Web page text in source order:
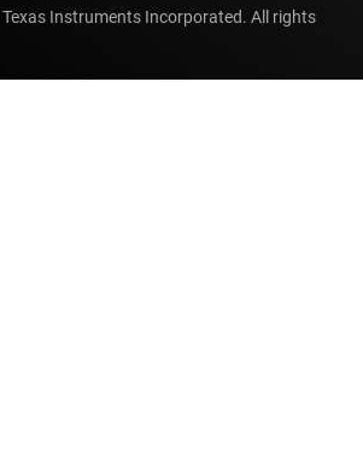
Texas Instruments Incorporated. All rights